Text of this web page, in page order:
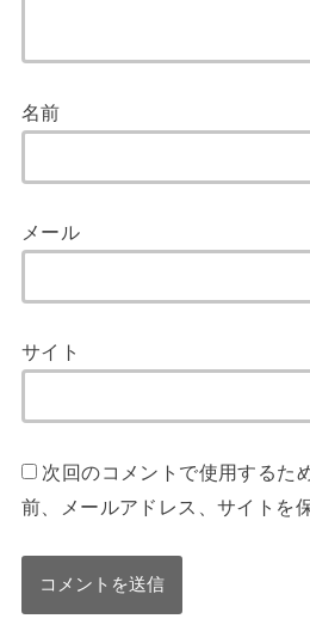
名前
メール
サイト
次回のコメントで使用するた
前、メールアドレス、サイトを